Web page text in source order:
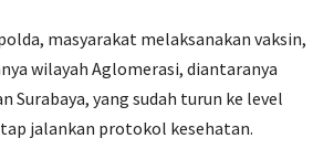
masyarakat melaksanakan vaksin,
wilayah Aglomerasi, diantaranya
Surabaya, yang sudah turun ke level
jalankan protokol kesehatan.